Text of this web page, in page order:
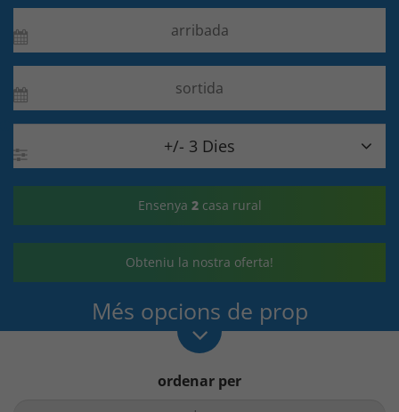
+/- 3 Dies
Ensenya 2casa rural
Obteniu la nostra oferta!
Més opcions de prop
ordenar per